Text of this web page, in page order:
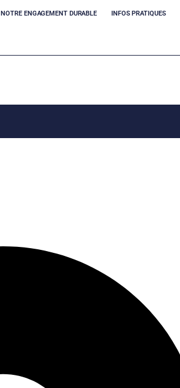
NOTRE ENGAGEMENT DURABLE INFOS PRATIQUES